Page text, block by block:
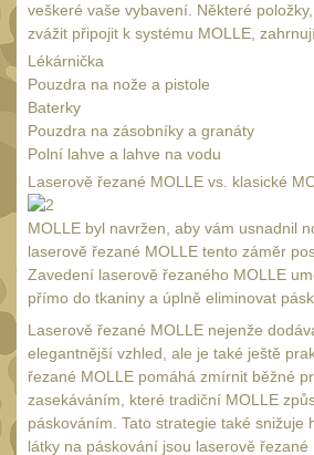
Na vzduchovku 15
Na kuše
Velký oční reliéf
Na dlouhé
vzdálenosti 13
Multi-range
Krátka a střední
vzdálenost
16
Príslušenstvo pre
optiku
9
UTG 45
Accushot
Accushot Tactical9
veškeré vaše vybavení. Některé
zvážit připojit k systému MOLLE,
Lékárnička
Pouzdra na nože a pistole
Baterky
Pouzdra na zásobníky a granáty
Polní lahve a lahve na vodu
Laserově řezané MOLLE vs. klasické
MOLLE byl navržen, aby vám usnadnil
laserově řezané MOLLE tento záměr
Zavedení laserově řezaného MOLLE
přímo do tkaniny a úplně eliminovat
Laserově řezané MOLLE nejenže
elegantnější vzhled, ale je také ještě
řezané MOLLE pomáhá zmírnit běžné
zasekáváním, které tradiční MOLLE
páskováním. Tato strategie také snižuje
látky na páskování jsou laserově